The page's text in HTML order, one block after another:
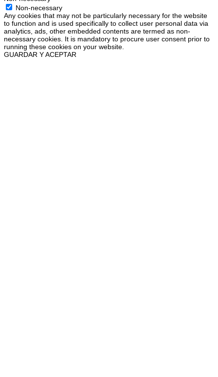
Non-necessary
Any cookies that may not be particularly necessary for the website
to function and is used specifically to collect user personal data via
analytics, ads, other embedded contents are termed as non-
necessary cookies. It is mandatory to procure user consent prior to
running these cookies on your website.
GUARDAR Y ACEPTAR